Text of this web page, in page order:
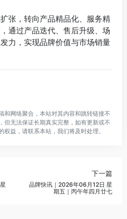
张，转向产品精品化、服务精
通过产品迭代、售后升级、场
力，实现品牌价值与市场销量
和网络聚合，本站对其内容和跳转链接不
但无法保证长期真实完整，如有更新或不
益，请联系本站，我们将及时处理。
下一篇
品牌快讯｜2026年06月12日 星
期五｜丙午年四月廿七